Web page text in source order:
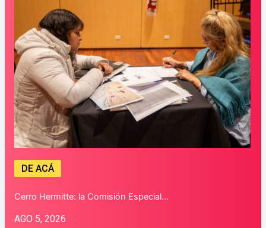
DE ACÁ
Cerro Hermitte: la Comisión Especial…
AGO 5, 2026